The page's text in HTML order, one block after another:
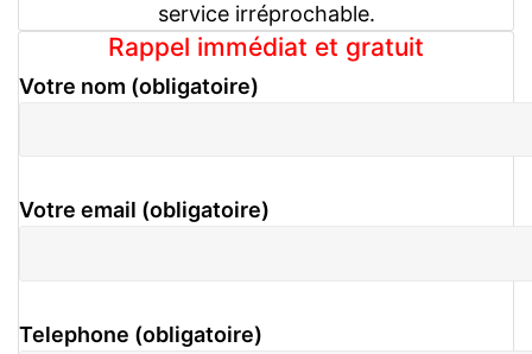
service irréprochable.
Rappel immédiat et gratuit
Votre nom (obligatoire)
Votre email (obligatoire)
Telephone (obligatoire)